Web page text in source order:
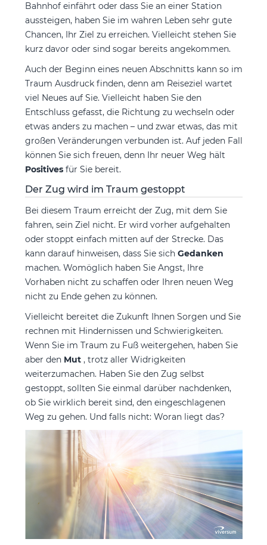
Bahnhof einfährt oder dass Sie an einer Station
aussteigen, haben Sie im wahren Leben sehr gute
Chancen, Ihr Ziel zu erreichen. Vielleicht stehen Sie
kurz davor oder sind sogar bereits angekommen.
Auch der Beginn eines neuen Abschnitts kann so im
Traum Ausdruck finden, denn am Reiseziel wartet
viel Neues auf Sie. Vielleicht haben Sie den
Entschluss gefasst, die Richtung zu wechseln oder
etwas anders zu machen – und zwar etwas, das mit
großen Veränderungen verbunden ist. Auf jeden Fall
können Sie sich freuen, denn Ihr neuer Weg hält
Positives für Sie bereit.
Der Zug wird im Traum gestoppt
Bei diesem Traum erreicht der Zug, mit dem Sie
fahren, sein Ziel nicht. Er wird vorher aufgehalten
oder stoppt einfach mitten auf der Strecke. Das
kann darauf hinweisen, dass Sie sich Gedanken
machen. Womöglich haben Sie Angst, Ihre
Vorhaben nicht zu schaffen oder Ihren neuen Weg
nicht zu Ende gehen zu können.
Vielleicht bereitet die Zukunft Ihnen Sorgen und Sie
rechnen mit Hindernissen und Schwierigkeiten.
Wenn Sie im Traum zu Fuß weitergehen, haben Sie
aber den Mut , trotz aller Widrigkeiten
weiterzumachen. Haben Sie den Zug selbst
gestoppt, sollten Sie einmal darüber nachdenken,
ob Sie wirklich bereit sind, den eingeschlagenen
Weg zu gehen. Und falls nicht: Woran liegt das?